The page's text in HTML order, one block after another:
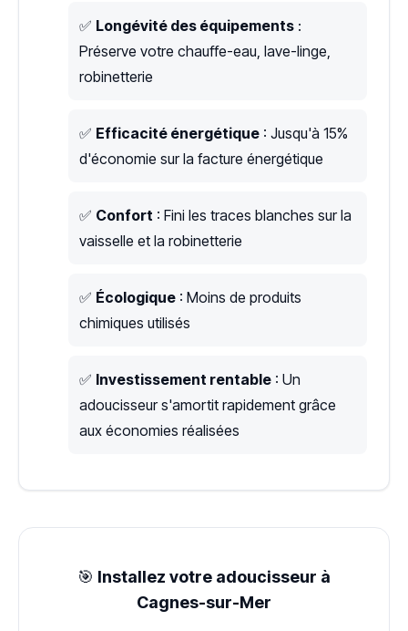
✅ Longévité des équipements :
Préserve votre chauffe-eau, lave-linge,
robinetterie
✅ Efficacité énergétique : Jusqu'à 15%
d'économie sur la facture énergétique
✅ Confort : Fini les traces blanches sur la
vaisselle et la robinetterie
✅ Écologique : Moins de produits
chimiques utilisés
✅ Investissement rentable : Un
adoucisseur s'amortit rapidement grâce
aux économies réalisées
🎯 Installez votre adoucisseur à
Cagnes-sur-Mer